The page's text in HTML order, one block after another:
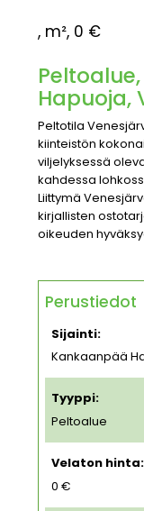
, m², 0 €
Hapuoja,
Peltotila
kiinteistön
viljelyksessä
kahdessa
Liittymä
kirjallisten
oikeuden
Perustiedot
Sijainti:
Kankaanpää
Tyyppi:
Peltoalue
Velaton hinta:
0 €